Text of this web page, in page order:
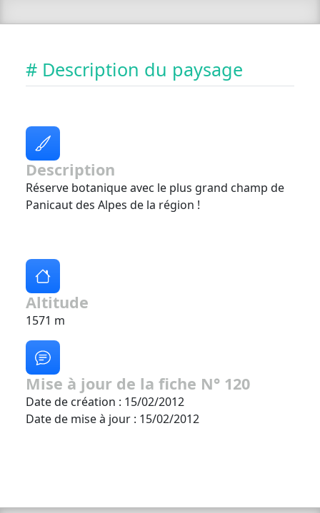
# Description du paysage
Description
Réserve botanique avec le plus grand champ de
Panicaut des Alpes de la région !
Altitude
1571 m
Mise à jour de la fiche N° 120
Date de création : 15/02/2012
Date de mise à jour : 15/02/2012